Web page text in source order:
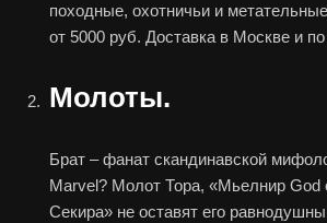
походные, охотничьи и
от 5000 руб. Доставка в Москве и
Молоты.
Брат – фанат скандинавской
Marvel? Молот Тора, «Мьелнир God
Секира» не оставят его